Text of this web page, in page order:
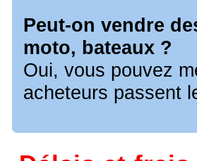
Peut-on vendre
moto, bateaux ?
Oui, vous pouvez
acheteurs passent